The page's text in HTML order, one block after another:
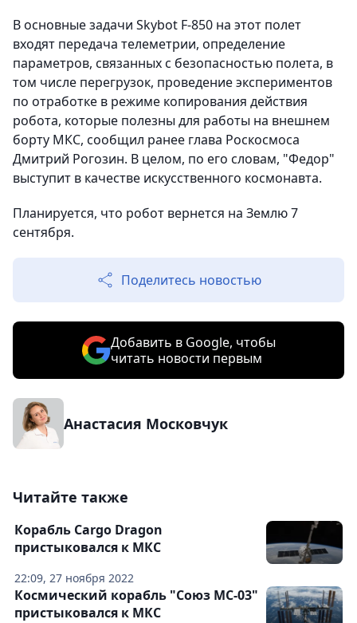
В основные задачи Skybot F-850 на этот полет
входят передача телеметрии, определение
параметров, связанных с безопасностью полета, в
том числе перегрузок, проведение экспериментов
по отработке в режиме копирования действия
робота, которые полезны для работы на внешнем
борту МКС, сообщил ранее глава Роскосмоса
Дмитрий Рогозин. В целом, по его словам, "Федор"
выступит в качестве искусственного космонавта.
Планируется, что робот вернется на Землю 7
сентября.
Поделитесь новостью
Добавить в Google, чтобы
читать новости первым
Анастасия Московчук
Читайте также
22:09, 27 ноября 2022
Корабль Cargo Dragon
пристыковался к МКС
Космический корабль "Союз МС-03"
пристыковался к МКС